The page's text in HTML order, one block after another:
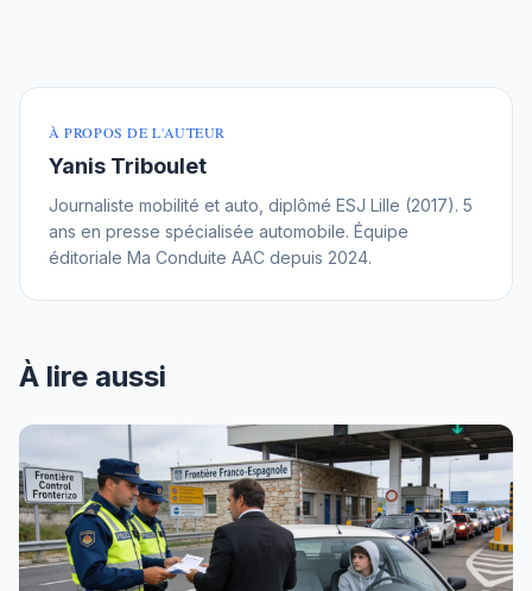
À PROPOS DE L'AUTEUR
Yanis Triboulet
Journaliste mobilité et auto, diplômé ESJ Lille (2017). 5
ans en presse spécialisée automobile. Équipe
éditoriale Ma Conduite AAC depuis 2024.
À lire aussi